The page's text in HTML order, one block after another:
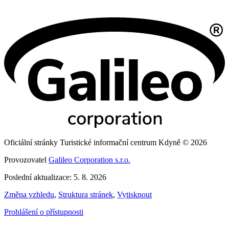
Oficiální stránky Turistické informační centrum Kdyně © 2026
Provozovatel Galileo Corporation s.r.o.
Poslední aktualizace: 5. 8. 2026
Změna vzhledu, Struktura stránek, Vytisknout
Prohlášení o přístupnosti